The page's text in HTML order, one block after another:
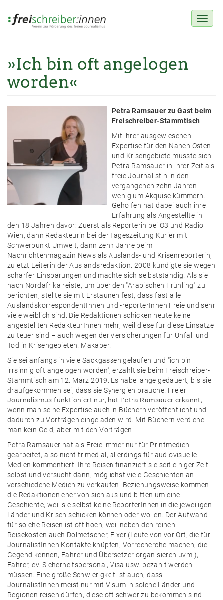
Direkt
zum
Inhalt
Toggle
»Ich bin oft angelogen
worden«
Petra Ramsauer zu Gast beim
Freischreiber-Stammtisch
Mit ihrer ausgewiesenen
Expertise für den Nahen Osten
und Krisengebiete musste sich
Petra Ramsauer in ihrer Zeit als
freie Journalistin in den
vergangenen zehn Jahren
wenig um Akquise kümmern.
Geholfen hat dabei auch ihre
Erfahrung als Angestellte in
den 18 Jahren davor: Zuerst als Reporterin bei Ö3 und Radio
Wien, dann Redakteurin bei der Tageszeitung Kurier mit
Schwerpunkt Umwelt, dann zehn Jahre beim
Nachrichtenmagazin News als Auslands- und Krisenreporterin,
zuletzt Leiterin der Auslandsredaktion. 2008 kündigte sie wegen
scharfer Einsparungen und machte sich selbstständig. Als sie
nach Nordafrika reiste, um über den "Arabischen Frühling" zu
berichten, stellte sie mit Erstaunen fest, dass fast alle
AuslandskorrespondentInnen und -reporterInnen Freie und sehr
viele weiblich sind. Die Redaktionen schicken heute keine
angestellten RedakteurInnen mehr, weil diese für diese Einsätze
zu teuer sind – auch wegen der Versicherungen für Unfall und
Tod in Krisengebieten. Makaber.
Sie sei anfangs in viele Sackgassen gelaufen und "ich bin
irrsinnig oft angelogen worden", erzählt sie beim Freischreiber-
Stammtisch am 12. März 2019. Es habe lange gedauert, bis sie
draufgekommen sei, dass sie Synergien brauche. Freier
Journalismus funktioniert nur, hat Petra Ramsauer erkannt,
wenn man seine Expertise auch in Büchern veröffentlicht und
dadurch zu Vorträgen eingeladen wird. Mit Büchern verdiene
man kein Geld, aber mit den Vorträgen.
Petra Ramsauer hat als Freie immer nur für Printmedien
gearbeitet, also nicht trimedial, allerdings für audiovisuelle
Medien kommentiert. Ihre Reisen finanziert sie seit einiger Zeit
selbst und versucht dann, möglichst viele Geschichten an
verschiedene Medien zu verkaufen. Beziehungsweise kommen
die Redaktionen eher von sich aus und bitten um eine
Geschichte, weil sie selbst keine ReporterInnen in die jeweiligen
Länder und Krisen schicken können oder wollen. Der Aufwand
für solche Reisen ist oft hoch, weil neben den reinen
Reisekosten auch Dolmetscher, Fixer (Leute von vor Ort, die für
JournalistInnen Kontakte knüpfen, Vorrecherche machen, die
Gegend kennen, Fahrer und Übersetzer organisieren uvm.),
Fahrer, ev. Sicherheitspersonal, Visa usw. bezahlt werden
müssen. Eine große Schwierigkeit ist auch, dass
JournalistInnen meist nur mit Visum in solche Länder und
Regionen reisen dürfen, diese oft schwer zu bekommen sind